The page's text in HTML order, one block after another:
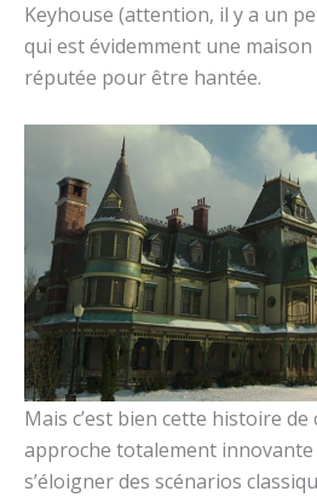
Keyhouse (attention, il y a un
qui est évidemment une
réputée pour être hantée.
Mais c’est bien cette histoire
approche totalement
s’éloigner des scénarios